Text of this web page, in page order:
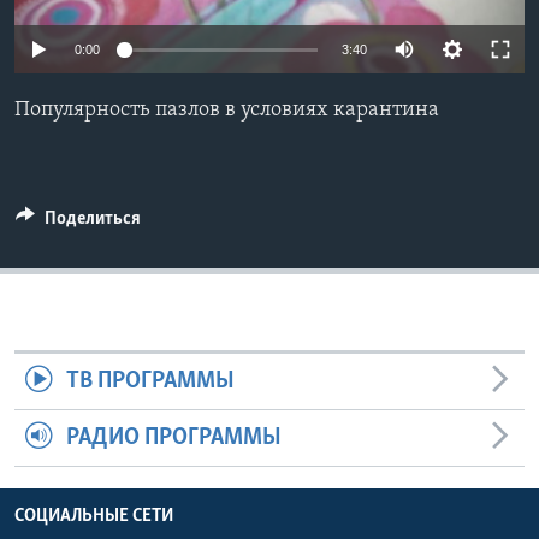
Learning English
СОЦИАЛЬНЫЕ СЕТИ
Языки
0:00 3:40
Популярность пазлов в условиях карантина
Поделиться
ТВ ПРОГРАММЫ
РАДИО ПРОГРАММЫ
СОЦИАЛЬНЫЕ СЕТИ